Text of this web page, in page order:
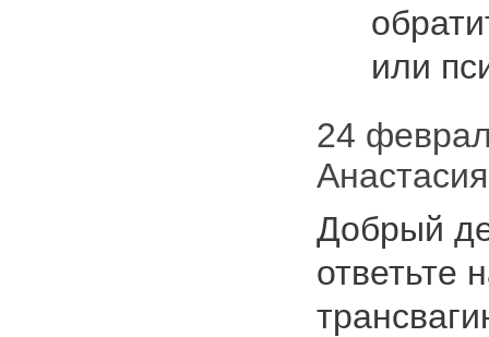
или
24
Добрый
ответьте